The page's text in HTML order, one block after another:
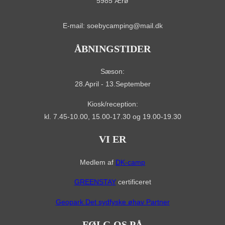
E-mail: soebycamping@mail.dk
ÅBNINGSTIDER
Sæson:
28.April - 13.September
Kiosk/reception:
kl. 7.45-10.00, 15.00-17.30 og 19.00-19.30
VI ER
Medlem af DK-camp
GREENSTAYcertificeret
Geopark Det sydfyske øhav Partner